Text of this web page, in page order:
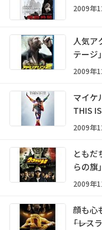
2009年
人気ア
テージ」
2009年
マイケ
THIS IS
2009年
ともだ
らの旗」
2009年
顔も心
――「レス